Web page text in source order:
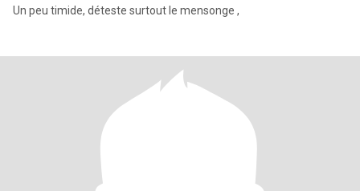
Un peu timide, déteste surtout le mensonge ,